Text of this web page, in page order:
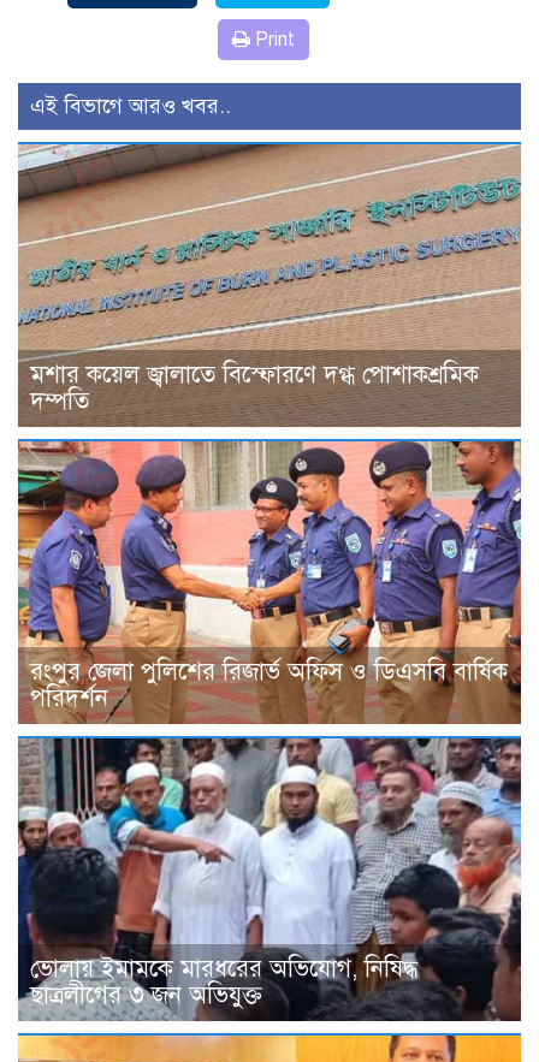
Print
এই বিভাগে আরও খবর..
মশার কয়েল জ্বালাতে বিস্ফোরণে দগ্ধ পোশাকশ্রমিক
দম্পতি
রংপুর জেলা পুলিশের রিজার্ভ অফিস ও ডিএসবি বার্ষিক
পরিদর্শন
ভোলায় ইমামকে মারধরের অভিযোগ, নিষিদ্ধ
ছাত্রলীগের ৩ জন অভিযুক্ত